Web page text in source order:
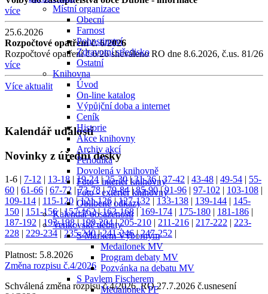
Místní organizace
Obecní
Farnost
Pohostinství
Zdravotní středisko
Ostatní
Knihovna
Úvod
On-line katalog
Výpůjční doba a internet
Ceník
Historie
Akce knihovny
Archiv akcí
Periodika
Dovolená v knihovně
Foto - interiér knihovny
Foto - exteriér knihovny
Oblíbené odkazy
Kalendář obsazenosti
Venkovské debaty
S Markem Výborným
Medailonek MV
Program debaty MV
Pozvánka na debatu MV
S Pavlem Fischerem
Medailonek PF
více
25.6.2026
Rozpočtové opatření č. 6/2026
Rozpočtové opatření č.6/26 shcváleno RO dne 8.6.2026, č.us. 81/26
více
Více aktualit
Kalendář událostí
Novinky z úřední desky
1-6 | 7-12 | 13-18 | 19-24 |25-30|31-36|37-42 | 43-48 | 49-54 | 55-
60 | 61-66 | 67-72 |73-78|79-84|85-90|91-96 | 97-102 | 103-108 |
109-114 | 115-120 |121-126|127-132 | 133-138 | 139-144 | 145-
150 | 151-156|157-162|163-168 | 169-174 | 175-180 | 181-186 |
187-192 |193-198|199-204|205-210 | 211-216 | 217-222 | 223-
228 | 229-234 | 235-240|241-246|247-252 |
Platnost: 5.8.2026
Změna rozpisu č.4/2026
Schválená změna rozpisu č.4/2026, RO 27.7.2026 č.usnesení